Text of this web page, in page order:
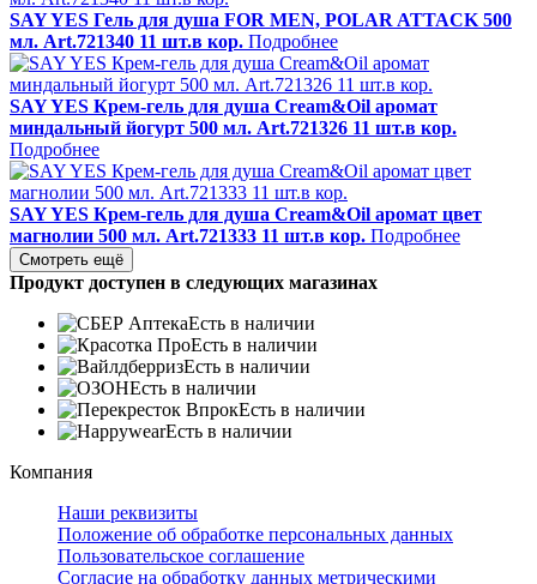
SAY YES Гель для душа FOR MEN, POLAR ATTACK 500
мл. Art.721340 11 шт.в кор. Подробнее
SAY YES Крем-гель для душа Cream&Oil аромат
миндальный йогурт 500 мл. Art.721326 11 шт.в кор.
Подробнее
SAY YES Крем-гель для душа Cream&Oil аромат цвет
магнолии 500 мл. Art.721333 11 шт.в кор. Подробнее
Смотреть ещё
Продукт доступен в следующих магазинах
Есть в наличии
Есть в наличии
Есть в наличии
Есть в наличии
Есть в наличии
Есть в наличии
Компания
Наши реквизиты
Положение об обработке персональных данных
Пользовательское соглашение
Согласие на обработку данных метрическими